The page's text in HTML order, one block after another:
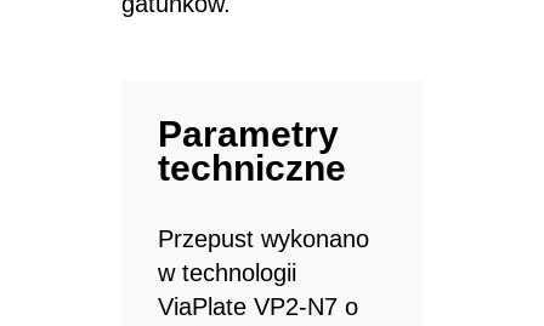
Parametry
techniczne
Przepust wykonano
w technologii
ViaPlate VP2-N7 o